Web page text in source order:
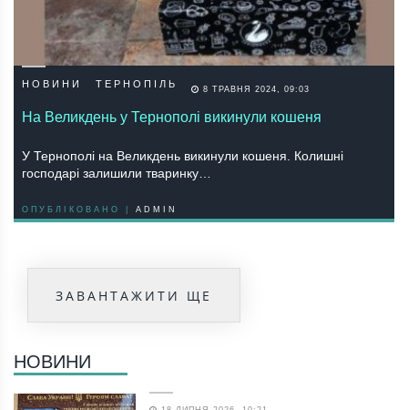
НОВИНИ ТЕРНОПІЛЬ 8 ТРАВНЯ 2024, 09:03
На Великдень у Тернополі викинули кошеня
У Тернополі на Великдень викинули кошеня. Колишні
господарі залишили тваринку…
ОПУБЛІКОВАНО | ADMIN
ЗАВАНТАЖИТИ ЩЕ
НОВИНИ